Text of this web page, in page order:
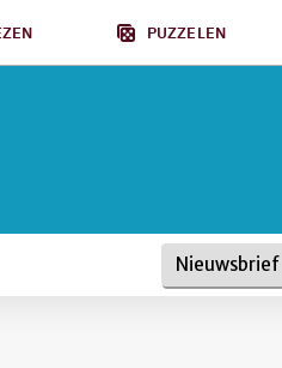
PUZZELEN
Nieuwsbrief